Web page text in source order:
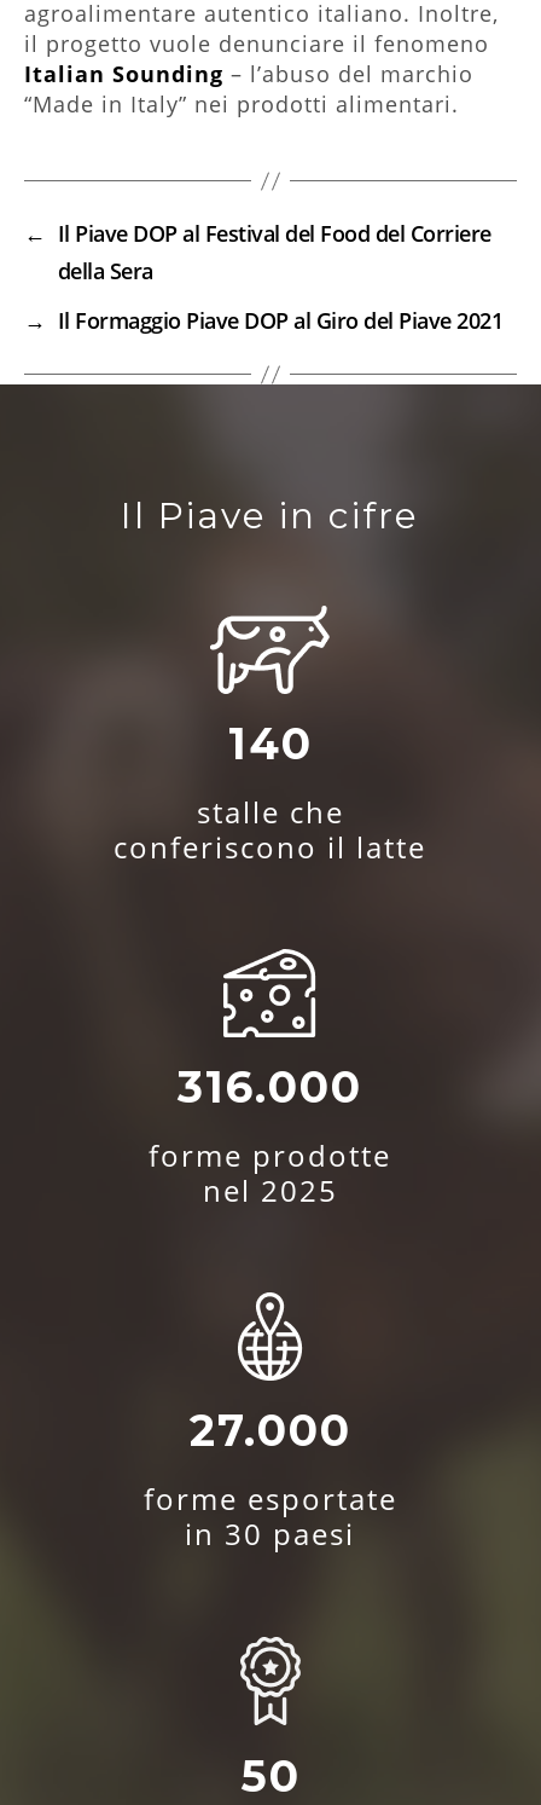
agroalimentare autentico italiano. Inoltre,
il progetto vuole denunciare il fenomeno
Italian Sounding – l’abuso del marchio
“Made in Italy” nei prodotti alimentari.
← Il Piave DOP al Festival del Food del Corriere
della Sera
→ Il Formaggio Piave DOP al Giro del Piave 2021
Il Piave in cifre
140
stalle che
conferiscono il latte
316.000
forme prodotte
nel 2025
27.000
forme esportate
in 30 paesi
50